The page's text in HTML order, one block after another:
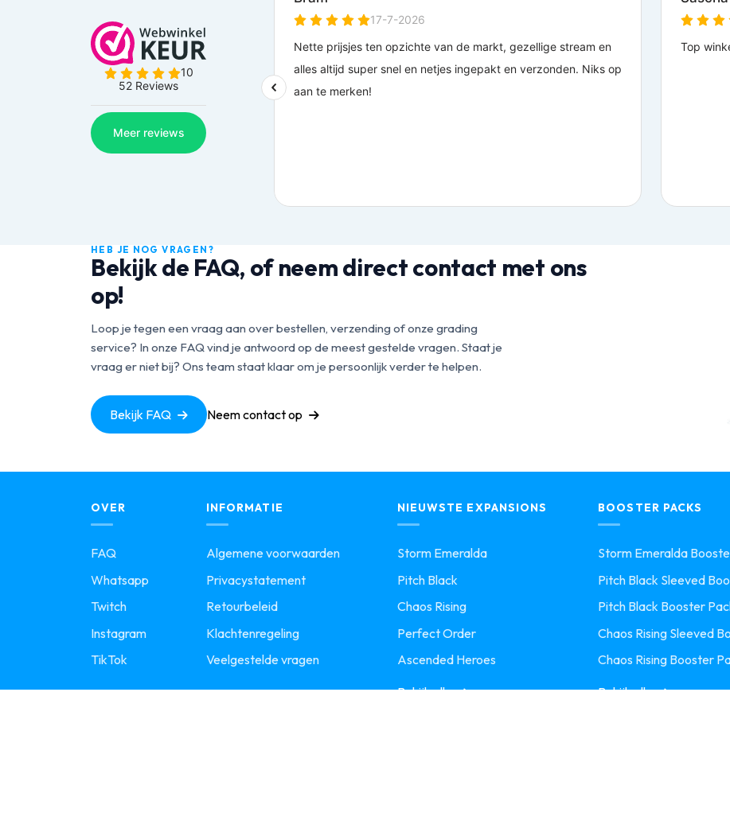
HEB JE NOG VRAGEN?
Bekijk de FAQ, of neem direct contact met ons
op!
Loop je tegen een vraag aan over bestellen, verzending of onze grading
service? In onze FAQ vind je antwoord op de meest gestelde vragen. Staat je
vraag er niet bij? Ons team staat klaar om je persoonlijk verder te helpen.
Bekijk FAQ Neem contact op
OVER
FAQ
Whatsapp
Twitch
Instagram
TikTok
INFORMATIE
Algemene voorwaarden
Privacystatement
Retourbeleid
Klachtenregeling
Veelgestelde vragen
NIEUWSTE EXPANSIONS
Storm Emeralda
Pitch Black
Chaos Rising
Perfect Order
Ascended Heroes
Bekijk alle
BOOSTER PACKS
Storm Emeralda
Pitch Black Sleeved
Pitch Black Booster
Chaos Rising Sleeved
Chaos Rising Booster
Bekijk alle